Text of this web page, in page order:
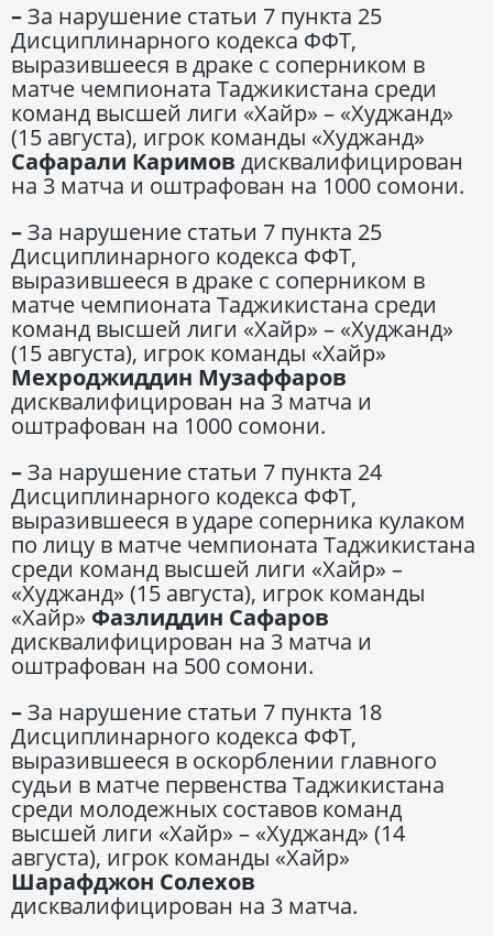
–За нарушение статьи 7 пункта 25
Дисциплинарного кодекса ФФТ,
выразившееся в драке с соперником в
матче чемпионата Таджикистана среди
команд высшей лиги «Хайр» – «Худжанд»
(15 августа), игрок команды «Худжанд»
Сафарали Каримов дисквалифицирован
на 3 матча и оштрафован на 1000 сомони.
–За нарушение статьи 7 пункта 25
Дисциплинарного кодекса ФФТ,
выразившееся в драке с соперником в
матче чемпионата Таджикистана среди
команд высшей лиги «Хайр» – «Худжанд»
(15 августа), игрок команды «Хайр»
Мехроджиддин Музаффаров
дисквалифицирован на 3 матча и
оштрафован на 1000 сомони.
–За нарушение статьи 7 пункта 24
Дисциплинарного кодекса ФФТ,
выразившееся в ударе соперника кулаком
по лицу в матче чемпионата Таджикистана
среди команд высшей лиги «Хайр» –
«Худжанд» (15 августа), игрок команды
«Хайр» Фазлиддин Сафаров
дисквалифицирован на 3 матча и
оштрафован на 500 сомони.
–За нарушение статьи 7 пункта 18
Дисциплинарного кодекса ФФТ,
выразившееся в оскорблении главного
судьи в матче первенства Таджикистана
среди молодежных составов команд
высшей лиги «Хайр» – «Худжанд» (14
августа), игрок команды «Хайр»
Шарафджон Солехов
дисквалифицирован на 3 матча.